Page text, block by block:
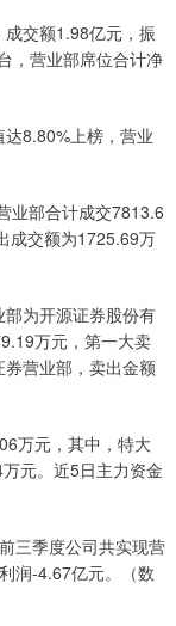
交额1.98亿元，振
，营业部席位合计净
8.80%上榜，营业
业部合计成交7813.6
成交额为1725.69万
为开源证券股份有
万元，第一大卖
营业部，卖出金额
万元，其中，特大
元。近5日主力资金
三季度公司共实现营
润-4.67亿元。（数